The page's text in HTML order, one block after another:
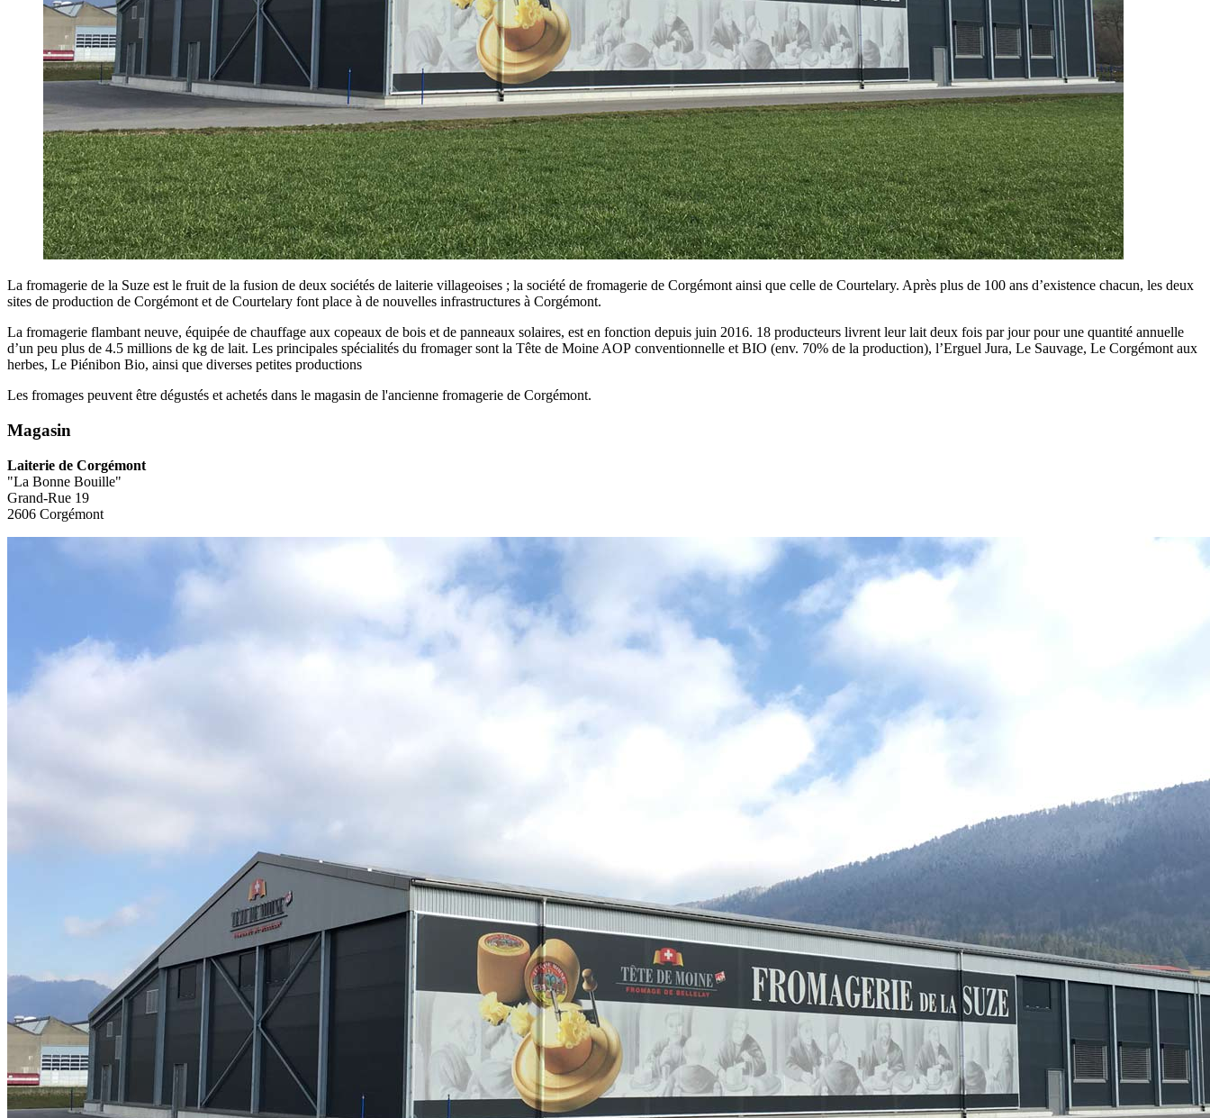
La fromagerie de la Suze est le fruit de la fusion de deux sociétés de laiterie villageoises ; la société de fromagerie de Corgémont ainsi que celle de Courtelary. Après plus de 100 ans d’existence chacun, les deux
sites de production de Corgémont et de Courtelary font place à de nouvelles infrastructures à Corgémont.
La fromagerie flambant neuve, équipée de chauffage aux copeaux de bois et de panneaux solaires, est en fonction depuis juin 2016. 18 producteurs livrent leur lait deux fois par jour pour une quantité annuelle
d’un peu plus de 4.5 millions de kg de lait. Les principales spécialités du fromager sont la Tête de Moine AOP conventionnelle et BIO (env. 70% de la production), l’Erguel Jura, Le Sauvage, Le Corgémont aux
herbes, Le Piénibon Bio, ainsi que diverses petites productions
Les fromages peuvent être dégustés et achetés dans le magasin de l'ancienne fromagerie de Corgémont.
Magasin
Laiterie de Corgémont
"La Bonne Bouille"
Grand-Rue 19
2606 Corgémont